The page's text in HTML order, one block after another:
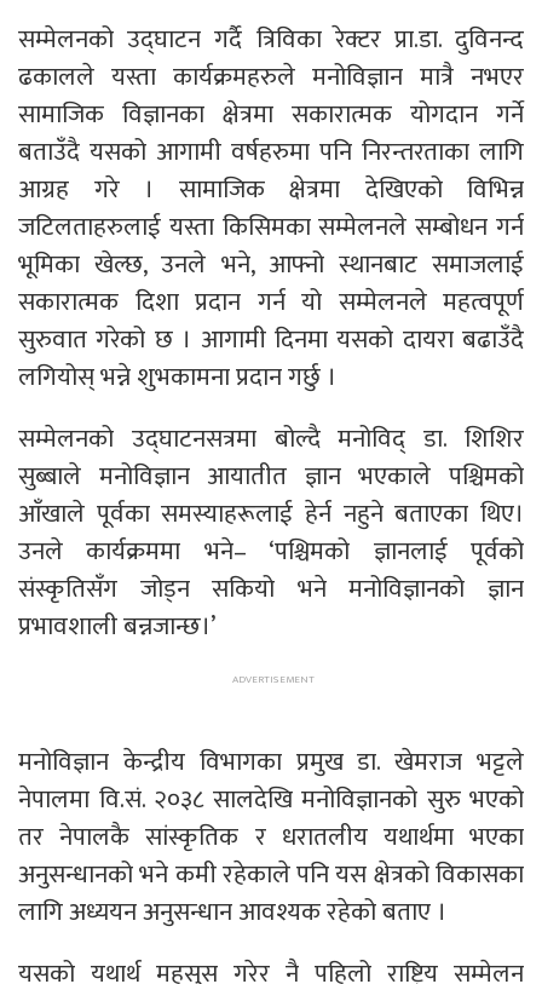
सम्मेलनको उद्घाटन गर्दै त्रिविका रेक्टर प्रा.डा. दुविनन्द
ढकालले यस्ता कार्यक्रमहरुले मनोविज्ञान मात्रै नभएर
सामाजिक विज्ञानका क्षेत्रमा सकारात्मक योगदान गर्ने
बताउँदै यसको आगामी वर्षहरुमा पनि निरन्तरताका लागि
आग्रह गरे । सामाजिक क्षेत्रमा देखिएको विभिन्न
जटिलताहरुलाई यस्ता किसिमका सम्मेलनले सम्बोधन गर्न
भूमिका खेल्छ, उनले भने, आफ्नो स्थानबाट समाजलाई
सकारात्मक दिशा प्रदान गर्न यो सम्मेलनले महत्वपूर्ण
सुरुवात गरेको छ । आगामी दिनमा यसको दायरा बढाउँदै
लगियोस् भन्ने शुभकामना प्रदान गर्छु ।
सम्मेलनको उद्घाटनसत्रमा बोल्दै मनोविद् डा. शिशिर
सुब्बाले मनोविज्ञान आयातीत ज्ञान भएकाले पश्चिमको
आँखाले पूर्वका समस्याहरूलाई हेर्न नहुने बताएका थिए।
उनले कार्यक्रममा भने– ‘पश्चिमको ज्ञानलाई पूर्वको
संस्कृतिसँग जोड्न सकियो भने मनोविज्ञानको ज्ञान
प्रभावशाली बन्नजान्छ।’
मनोविज्ञान केन्द्रीय विभागका प्रमुख डा. खेमराज भट्टले
नेपालमा वि.सं. २०३८ सालदेखि मनोविज्ञानको सुरु भएको
तर नेपालकै सांस्कृतिक र धरातलीय यथार्थमा भएका
अनुसन्धानको भने कमी रहेकाले पनि यस क्षेत्रको विकासका
लागि अध्ययन अनुसन्धान आवश्यक रहेको बताए ।
यसको यथार्थ महसुस गरेर नै पहिलो राष्ट्रिय सम्मेलन